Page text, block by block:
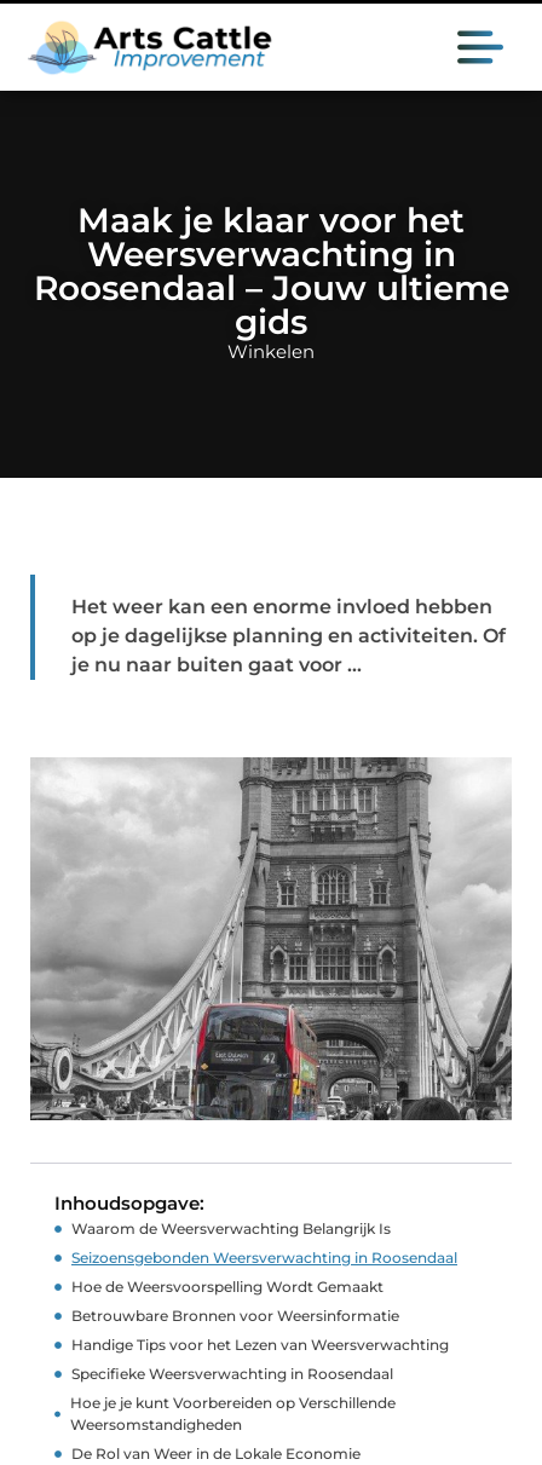
Maak je klaar voor het
Weersverwachting in
Roosendaal – Jouw ultieme
gids
Winkelen
Het weer kan een enorme invloed hebben
op je dagelijkse planning en activiteiten. Of
je nu naar buiten gaat voor ...
Inhoudsopgave:
Waarom de Weersverwachting Belangrijk Is
Seizoensgebonden Weersverwachting in Roosendaal
Hoe de Weersvoorspelling Wordt Gemaakt
Betrouwbare Bronnen voor Weersinformatie
Handige Tips voor het Lezen van Weersverwachting
Specifieke Weersverwachting in Roosendaal
Hoe je je kunt Voorbereiden op Verschillende
Weersomstandigheden
De Rol van Weer in de Lokale Economie